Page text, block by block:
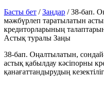
Басты бет /Заңдар /38-бап.
мәжбүрлеп таратылатын
кредиторларының
Астық туралы Заңы
38-бап. Оңалтылатын,
астық қабылдау кәсiпорны
қанағаттандырудың